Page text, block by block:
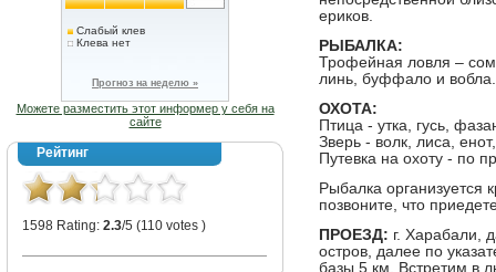
Слабый клев
Клева нет
Прогноз на неделю »
Можете разместить этот информер у себя на
сайте
Рейтинг
1598 Rating: 2.3/5 (110 votes )
ериков.
РЫБАЛКА:
Трофейная ловля –
линь, буффало и вобла.
ОХОТА:
Птица - утка, гусь,
Зверь - волк, лиса,
Путевка на охоту - по
Рыбалка организуется
позвоните, что
ПРОЕЗД: г. Харабали,
остров, далее по
базы 5 км. Встретим в